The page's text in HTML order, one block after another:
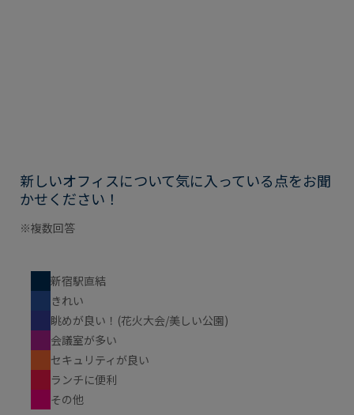
新しいオフィスについて気に入っている点をお聞
かせください！
※複数回答
新宿駅直結
きれい
眺めが良い！(花火大会/美しい公園)
会議室が多い
セキュリティが良い
ランチに便利
その他